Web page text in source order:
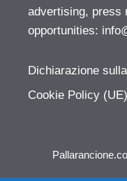
advertising, press
opportunities:
Dichiarazione
Cookie Policy (UE)